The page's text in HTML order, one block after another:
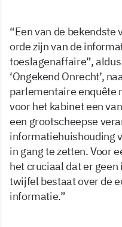
“Een van de bekendste
orde zijn van de
toeslagenaffaire”,
‘Ongekend Onrecht’,
parlementaire enquête
voor het kabinet een
een grootscheepse
informatiehuishouding
in gang te zetten. Voor
het cruciaal dat er
twijfel bestaat over de
informatie.”